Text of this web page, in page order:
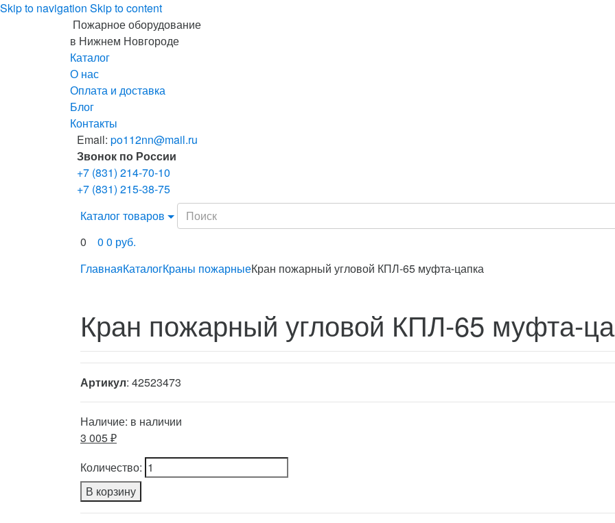
Skip to navigation Skip to content
Пожарное оборудование
в Нижнем Новгороде
Каталог
О нас
Оплата и доставка
Блог
Контакты
Email: po112nn@mail.ru
Звонок по России
+7 (831) 214-70-10
+7 (831) 215-38-75
Каталог товаров
Search
for:
0
0 0 руб.
ГлавнаяКаталогКраны пожарныеКран пожарный угловой КПЛ-65 муфта-цапка
Кран пожарный угловой КПЛ-65 муфта-
Артикул: 42523473
Наличие: в наличии
3 005 ₽
Количество:
В корзину